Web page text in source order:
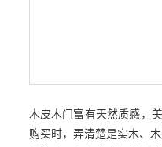
木皮木门富有天然质感，
购买时，弄清楚是实木、